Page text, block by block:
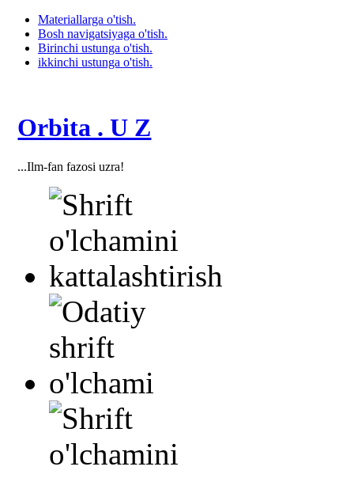
Materiallarga o'tish.
Bosh navigatsiyaga o'tish.
Birinchi ustunga o'tish.
ikkinchi ustunga o'tish.
Orbita . U Z
...Ilm-fan fazosi uzra!